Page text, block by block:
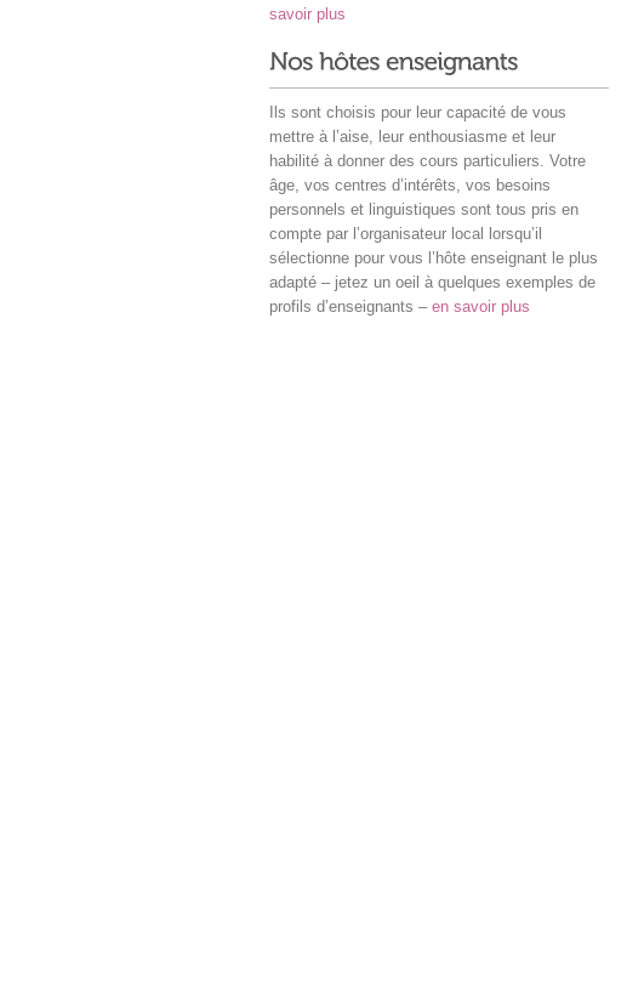
savoir plus
Ils sont choisis pour leur capacité de vous
mettre à l’aise, leur enthousiasme et leur
habilité à donner des cours particuliers. Votre
âge, vos centres d’intérêts, vos besoins
personnels et linguistiques sont tous pris en
compte par l’organisateur local lorsqu’il
sélectionne pour vous l’hôte enseignant le plus
adapté – jetez un oeil à quelques exemples de
profils d’enseignants – en savoir plus